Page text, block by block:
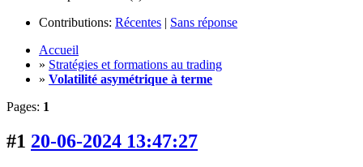
Contributions: Récentes | Sans réponse
Accueil
» Stratégies et formations au trading
» Volatilité asymétrique à terme
Pages: 1
#1 20-06-2024 13:47:27